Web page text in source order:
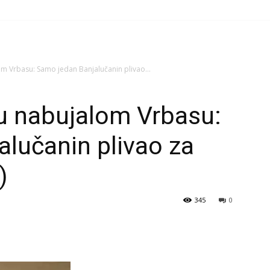
Vrbasu: Samo jedan Banjalučanin plivao...
nabujalom Vrbasu:
plivao za
0
345